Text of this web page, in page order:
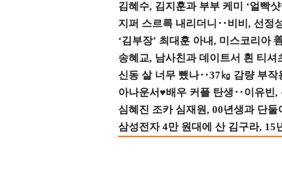
김혜수, 김지훈과 부부 케미 ‘얼빡샷
지퍼 스르륵 내리더니‥비비, 선정
‘김부장’ 최대훈 아내, 미스코리아
송혜교, 남사친과 데이트서 흰 티
신동 살 너무 뺐나‥37㎏ 감량 부작
아나운서♥배우 커플 탄생‥이유빈,
심혜진 조카 심재원, 00년생과 단
삼성전자 4만 원대에 산 김구라, 15